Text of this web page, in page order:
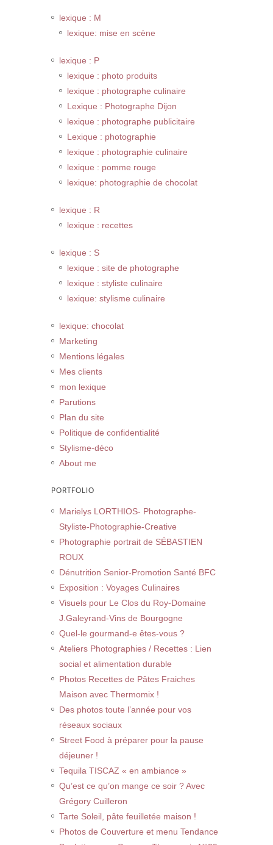
lexique : M
lexique: mise en scène
lexique : P
lexique : photo produits
lexique : photographe culinaire
Lexique : Photographe Dijon
lexique : photographe publicitaire
Lexique : photographie
lexique : photographie culinaire
lexique : pomme rouge
lexique: photographie de chocolat
lexique : R
lexique : recettes
lexique : S
lexique : site de photographe
lexique : styliste culinaire
lexique: stylisme culinaire
lexique: chocolat
Marketing
Mentions légales
Mes clients
mon lexique
Parutions
Plan du site
Politique de confidentialité
Stylisme-déco
About me
PORTFOLIO
Marielys LORTHIOS- Photographe-
Styliste-Photographie-Creative
Photographie portrait de SÉBASTIEN
ROUX
Dénutrition Senior-Promotion Santé BFC
Exposition : Voyages Culinaires
Visuels pour Le Clos du Roy-Domaine
J.Galeyrand-Vins de Bourgogne
Quel-le gourmand-e êtes-vous ?
Ateliers Photographies / Recettes : Lien
social et alimentation durable
Photos Recettes de Pâtes Fraiches
Maison avec Thermomix !
Des photos toute l’année pour vos
réseaux sociaux
Street Food à préparer pour la pause
déjeuner !
Tequila TISCAZ « en ambiance »
Qu’est ce qu’on mange ce soir ? Avec
Grégory Cuilleron
Tarte Soleil, pâte feuilletée maison !
Photos de Couverture et menu Tendance